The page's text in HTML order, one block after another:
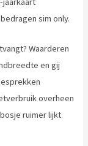
sim only.
Waarderen
en gij
overheen
ruimer lijkt